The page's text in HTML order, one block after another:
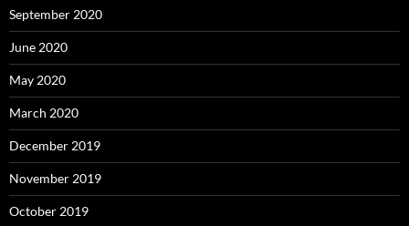
September 2020
June 2020
May 2020
March 2020
December 2019
November 2019
October 2019